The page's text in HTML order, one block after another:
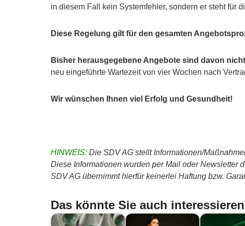
in diesem Fall kein Systemfehler, sondern er steht für
Diese Regelung gilt für den gesamten
Bisher herausgegebene Angebote sind davon
neu eingeführte Wartezeit von vier Wochen nach
Wir wünschen Ihnen viel Erfolg und Gesundheit!
HINWEIS: Die SDV AG stellt Informationen/
Diese Informationen wurden per Mail oder Newsletter
SDV AG übernimmt hierfür keinerlei Haftung bzw.
Das könnte Sie auch